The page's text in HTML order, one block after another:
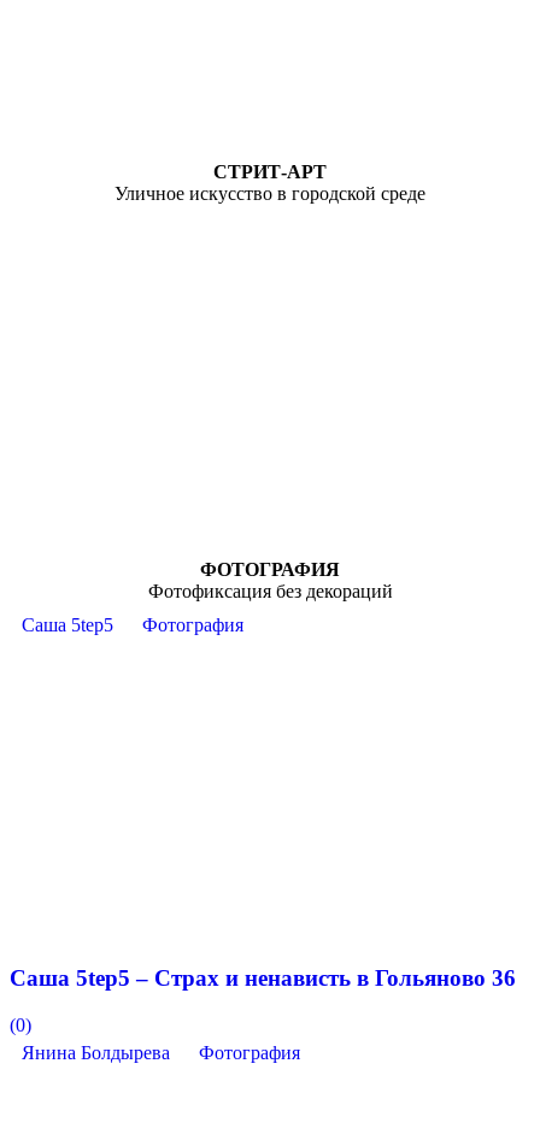
СТРИТ-АРТ
Уличное искусство в городской среде
ФОТОГРАФИЯ
Фотофиксация без декораций
Саша 5tep5
Фотография
Саша 5tep5 – Страх и ненависть в Гольяново 36
(0)
Янина Болдырева
Фотография